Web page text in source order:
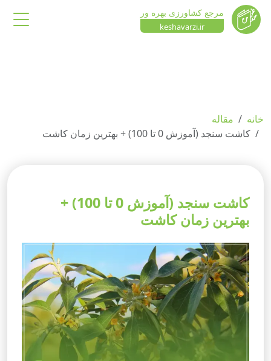
مرجع کشاورزی بهره ور
keshavarzi.ir
خانه
مقاله
کاشت سنجد (آموزش 0 تا 100) + بهترین زمان کاشت
کاشت سنجد (آموزش 0 تا 100) +
بهترین زمان کاشت